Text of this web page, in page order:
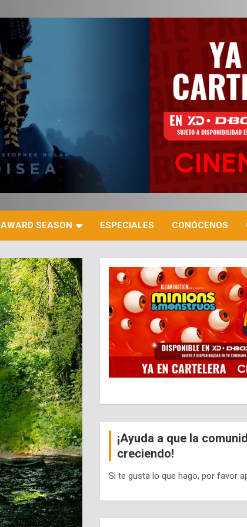
AWARD SEASON ESPECIALES CONÓCENOS
¡Ayuda a que la
creciendo!
Si te gusta lo que hago, por favor